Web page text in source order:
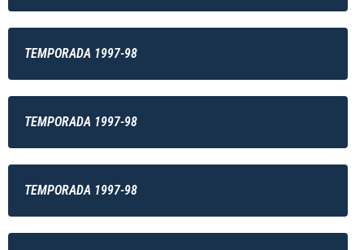
TEMPORADA 1997-98
TEMPORADA 1997-98
TEMPORADA 1997-98